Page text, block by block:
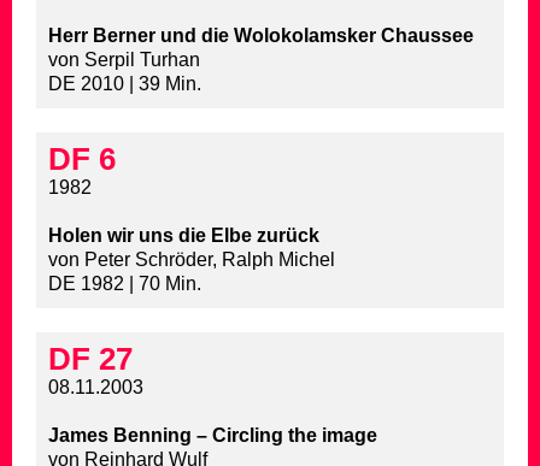
Herr Berner und die Wolokolamsker Chaussee
von Serpil Turhan
DE 2010 | 39 Min.
DF 6
1982
Holen wir uns die Elbe zurück
von Peter Schröder, Ralph Michel
DE 1982 | 70 Min.
DF 27
08.11.2003
James Benning – Circling the image
von Reinhard Wulf